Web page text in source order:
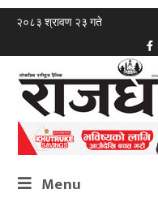
२०८३ श्रावण २३ गते
Menu